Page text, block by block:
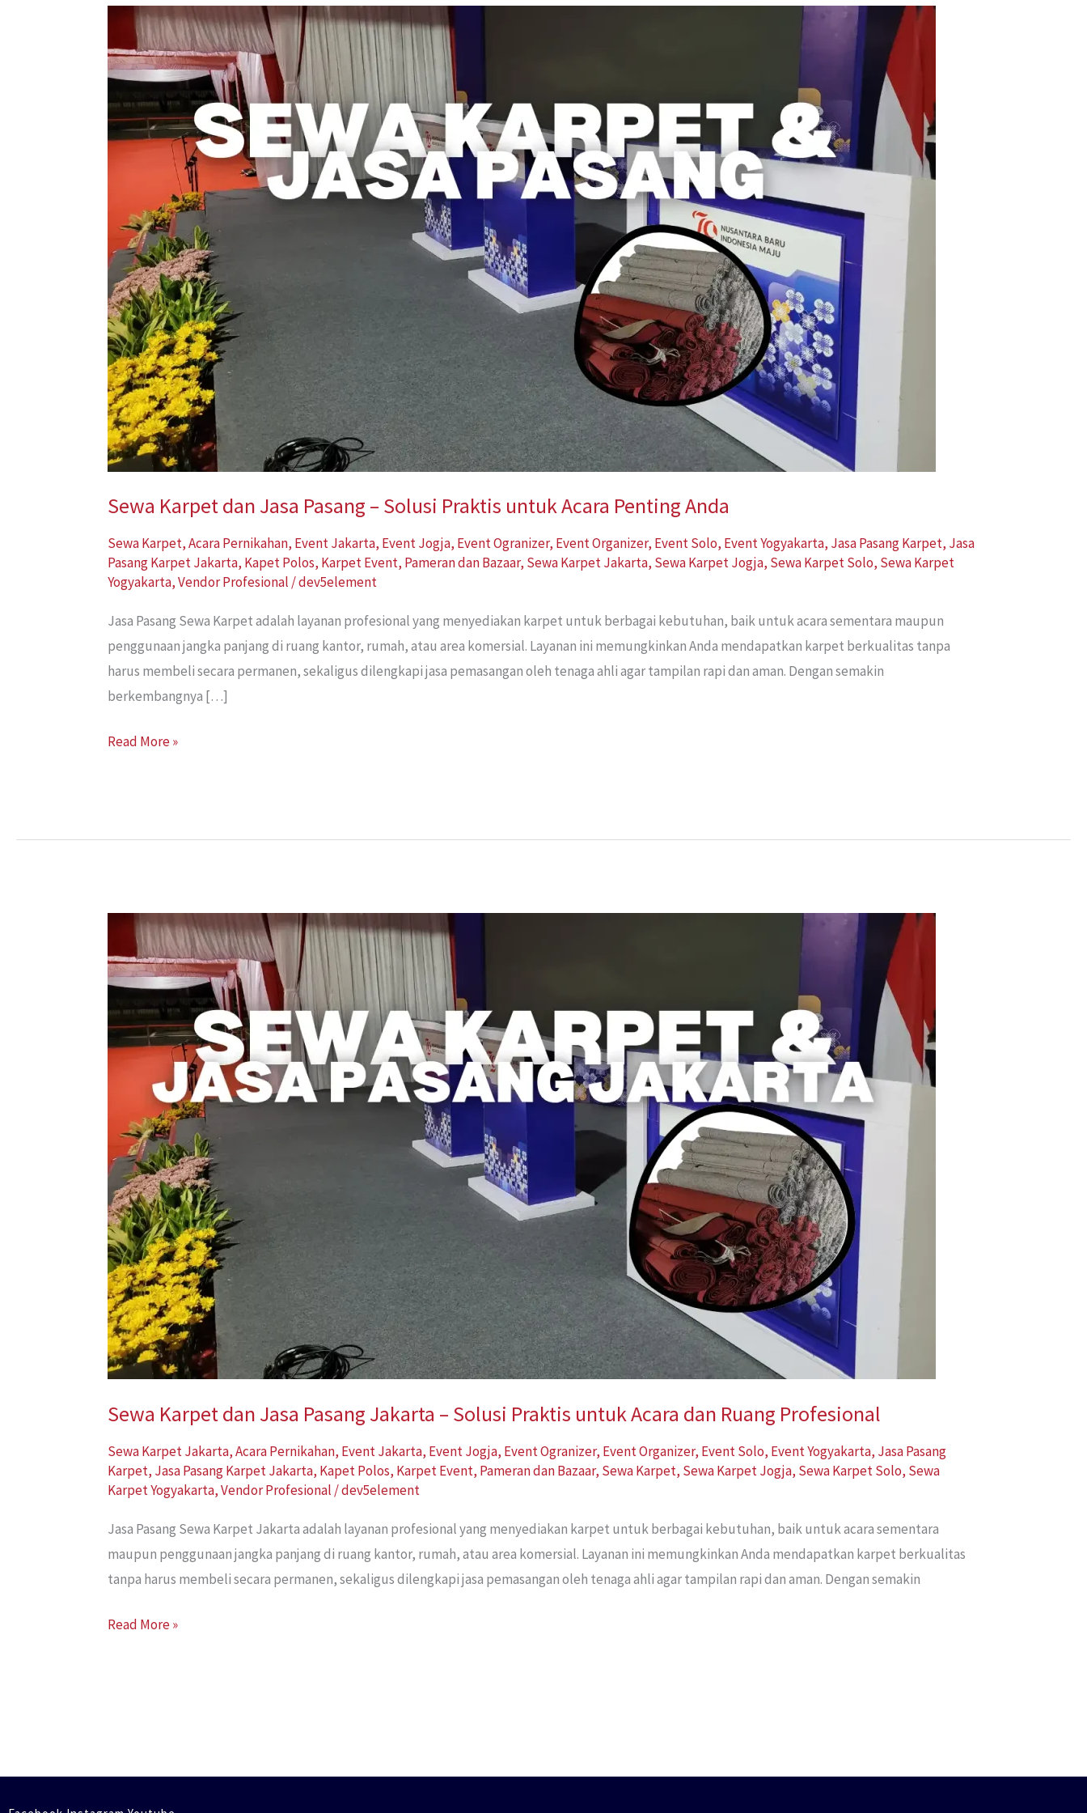
Sewa Karpet dan Jasa Pasang – Solusi Praktis untuk Acara Penting Anda
Sewa Karpet,Acara Pernikahan, Event Jakarta, Event Jogja, Event Ogranizer, Event Organizer, Event Solo, Event Yogyakarta, Jasa Pasang Karpet, Jasa
Pasang Karpet Jakarta, Kapet Polos, Karpet Event, Pameran dan Bazaar, Sewa Karpet Jakarta, Sewa Karpet Jogja, Sewa Karpet Solo, Sewa Karpet
Yogyakarta,Vendor Profesional/dev5element
Jasa Pasang Sewa Karpet adalah layanan profesional yang menyediakan karpet untuk berbagai kebutuhan, baik untuk acara sementara maupun
penggunaan jangka panjang di ruang kantor, rumah, atau area komersial. Layanan ini memungkinkan Anda mendapatkan karpet berkualitas tanpa
harus membeli secara permanen, sekaligus dilengkapi jasa pemasangan oleh tenaga ahli agar tampilan rapi dan aman. Dengan semakin
berkembangnya […]
Sewa
Karpet
dan
Pasang
–
untuk
Acara
Penting
Anda
Read More »
Sewa Karpet dan Jasa Pasang Jakarta – Solusi Praktis untuk Acara dan Ruang Profesional
Sewa Karpet Jakarta,Acara Pernikahan, Event Jakarta, Event Jogja, Event Ogranizer, Event Organizer, Event Solo, Event Yogyakarta, Jasa Pasang
Karpet, Jasa Pasang Karpet Jakarta, Kapet Polos, Karpet Event, Pameran dan Bazaar, Sewa Karpet, Sewa Karpet Jogja, Sewa Karpet Solo, Sewa
Karpet Yogyakarta,Vendor Profesional /dev5element
Jasa Pasang Sewa Karpet Jakarta adalah layanan profesional yang menyediakan karpet untuk berbagai kebutuhan, baik untuk acara sementara
maupun penggunaan jangka panjang di ruang kantor, rumah, atau area komersial. Layanan ini memungkinkan Anda mendapatkan karpet berkualitas
tanpa harus membeli secara permanen, sekaligus dilengkapi jasa pemasangan oleh tenaga ahli agar tampilan rapi dan aman. Dengan semakin
Sewa
Karpet
dan
Pasang
Jakarta
Praktis
untuk
Acara
dan
Ruang
Profesional
Read More »